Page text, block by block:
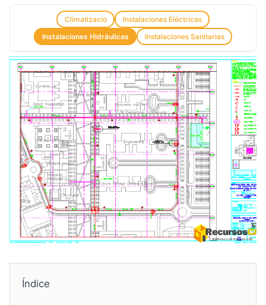
Climatizacio
Instalaciones Eléctricas
Instalaciones Hidráulicas
Instalaciones Sanitarias
Índice